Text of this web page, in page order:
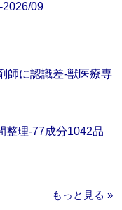
09
師に認識差‐獣医療専
整理‐77成分1042品
もっと見る »